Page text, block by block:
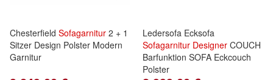
Chesterfield Sofagarnitur 2 + 1
Sitzer Design Polster Modern
Garnitur
Ledersofa Ecksofa
Sofagarnitur Designer COUCH
Barfunktion SOFA Eckcouch
Polster